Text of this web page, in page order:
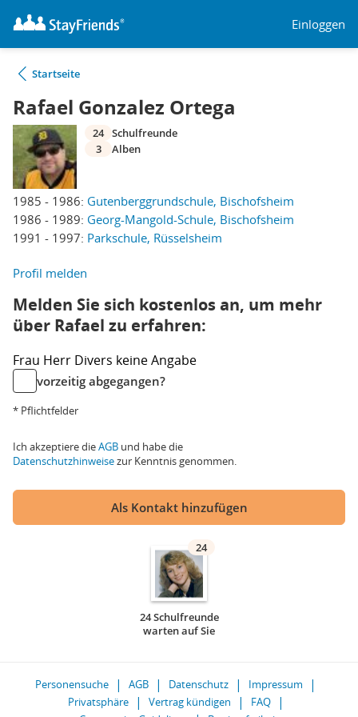
Einloggen
Startseite
Rafael Gonzalez Ortega
1985 - 1986: Gutenberggrundschule, Bischofsheim
1986 - 1989: Georg-Mangold-Schule, Bischofsheim
1991 - 1997: Parkschule, Rüsselsheim
24 Schulfreunde
3
Alben
Profil melden
Melden Sie sich kostenlos an, um mehr
über Rafael zu erfahren:
Frau Herr Divers keine Angabe
vorzeitig abgegangen?
* Pflichtfelder
Ich akzeptiere dieAGB und habe die
Datenschutzhinweisezur Kenntnis genommen.
Als Kontakt hinzufügen
24
24 Schulfreunde
warten auf Sie
Personensuche AGB Datenschutz
Impressum
Privatsphäre
Vertrag kündigen
FAQ